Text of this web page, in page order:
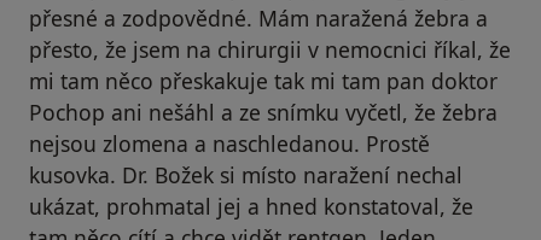
přesné a zodpovědné. Mám naražená žebra a
přesto, že jsem na chirurgii v nemocnici říkal, že
mi tam něco přeskakuje tak mi tam pan doktor
Pochop ani nešáhl a ze snímku vyčetl, že žebra
nejsou zlomena a naschledanou. Prostě
kusovka. Dr. Božek si místo naražení nechal
ukázat, prohmatal jej a hned konstatoval, že